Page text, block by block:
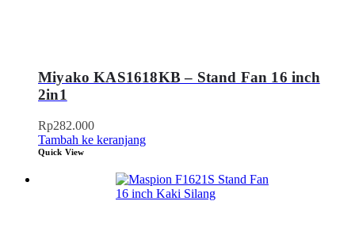
Miyako KAS1618KB – Stand Fan 16 inch
2in1
Rp282.000
Tambah ke keranjang
Quick View